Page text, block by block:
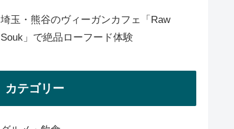
埼玉・熊谷のヴィーガンカフェ「Raw
Souk」で絶品ローフード体験
カテゴリー